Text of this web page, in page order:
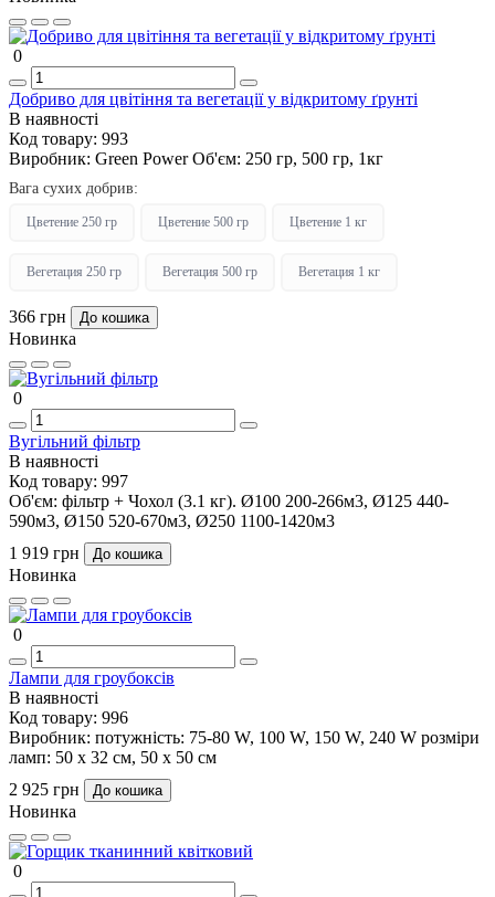
0
Добриво для цвітіння та вегетації у відкритому ґрунті
В наявності
Код товару: 993
Виробник: Green PowerОб'єм: 250 гр, 500 гр, 1кг
Вага сухих добрив:
Цветение 250 гр Цветение 500 гр Цветение 1 кг
Вегетация 250 гр Вегетация 500 гр Вегетация 1 кг
366 грн До кошика
Новинка
0
Вугільний фільтр
В наявності
Код товару: 997
Об'єм: фільтр + Чохол (3.1 кг). Ø100 200-266м3, Ø125 440-
590м3, Ø150 520-670м3, Ø250 1100-1420м3
1 919 грн
До кошика
Новинка
0
Лампи для гроубоксів
В наявності
Код товару: 996
Виробник: потужність: 75-80 W, 100 W, 150 W, 240 W розміри
ламп: 50 х 32 см, 50 х 50 см
2 925 грн
До кошика
Новинка
0